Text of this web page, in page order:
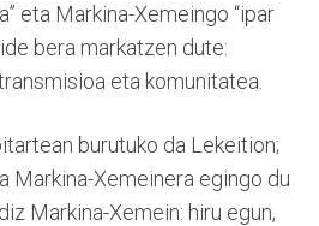
eta Markina-Xemeingo “ipar
bera markatzen dute:
eta komunitatea.
burutuko da Lekeition;
Markina-Xemeinera egingo du
Markina-Xemein: hiru egun,